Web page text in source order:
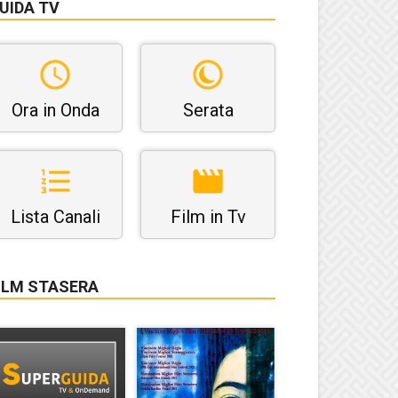
TV
Ora in Onda Serata
Lista Canali Film in Tv
STASERA